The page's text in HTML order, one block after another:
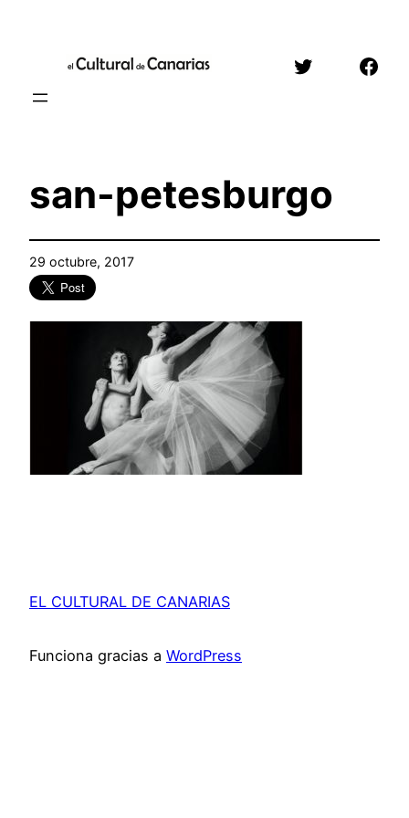
contenido
Twitter
san-petesburgo
29 octubre, 2017
EL CULTURAL DE CANARIAS
Funciona gracias a WordPress